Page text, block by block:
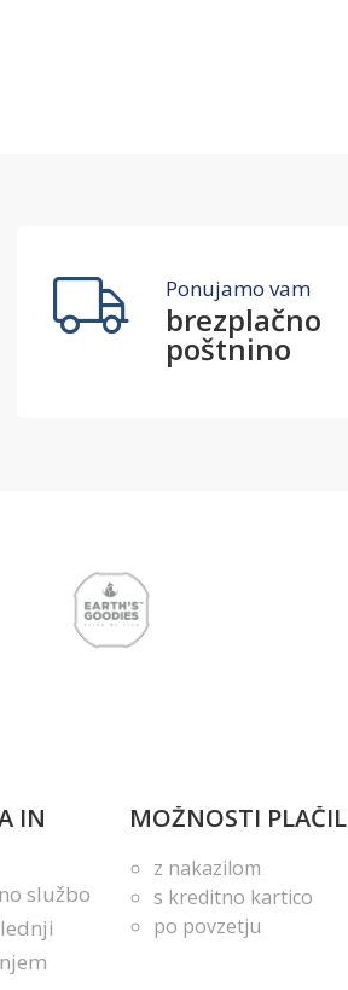
Ponujamo vam
brezplačno
poštnino
IN
službo
MOŽNOSTI PLAČIL
z nakazilom
s kreditno kartico
po povzetju